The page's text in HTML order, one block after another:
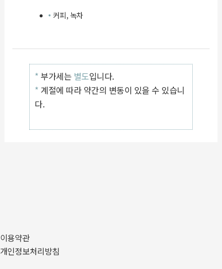
커피, 녹차
* 부가세는 별도입니다.
* 계절에 따라 약간의 변동이 있을 수 있습니
다.
이용약관
개인정보처리방침